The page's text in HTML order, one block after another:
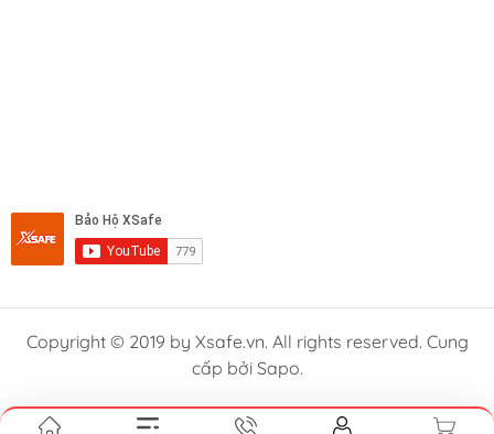
Copyright © 2019 by Xsafe.vn. All rights reserved. Cung
cấp bởi Sapo.